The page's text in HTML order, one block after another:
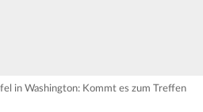
in Washington: Kommt es zum Treffen